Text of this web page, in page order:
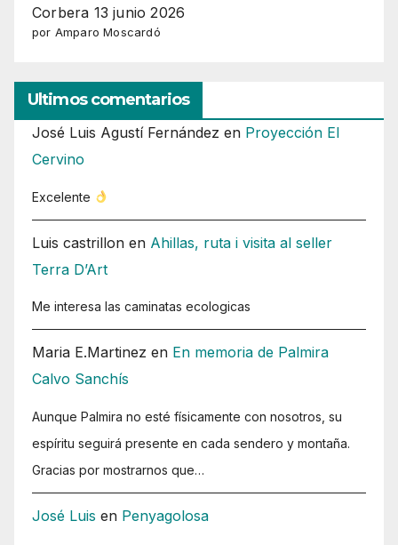
Corbera 13 junio 2026
por Amparo Moscardó
Ultimos comentarios
José Luis Agustí Fernández en Proyección El
Cervino
Excelente
Luis castrillon en Ahillas, ruta i visita al seller
Terra D’Art
Me interesa las caminatas ecologicas
Maria E.Martinez en En memoria de Palmira
Calvo Sanchís
Aunque Palmira no esté físicamente con nosotros, su
espíritu seguirá presente en cada sendero y montaña.
Gracias por mostrarnos que…
José Luis en Penyagolosa